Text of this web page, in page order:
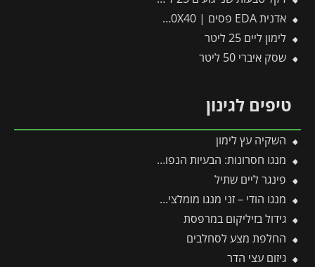
אדנית EDA פסים | 100X40X40 ס"מ | אפור כהה
לימון ליים 25 ליטר
שסק איברי 50 ליטר
טיפים לגינון
השקיה עץ לימון
מנגו חסרונות: הבעיות הנפוצות בגידול עץ מנגו ואיך פותרים אותן בקלות?
פינגר ליים שתיל
מנגו הודי – זני מנגו מומלצים בעלי פרופיל טעם עשיר וארומטי
גידול בזיליקום במרפסת
החלפת מצע לסחלבים
גיזום עצי הדר